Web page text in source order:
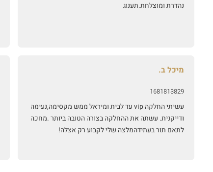
נהדרת ומוצלחת.תענוג
מיכל ב.
1681813829
עשיתי החלקה vip עד לבית ומיראל ממש מקסימה,נעימה
ודייקנית. עשתה את ההחלקה בצורה הטובה ביותר .מחכה
לתאם תור בעתידהמלצה שלי לקבוע רק אצלה!